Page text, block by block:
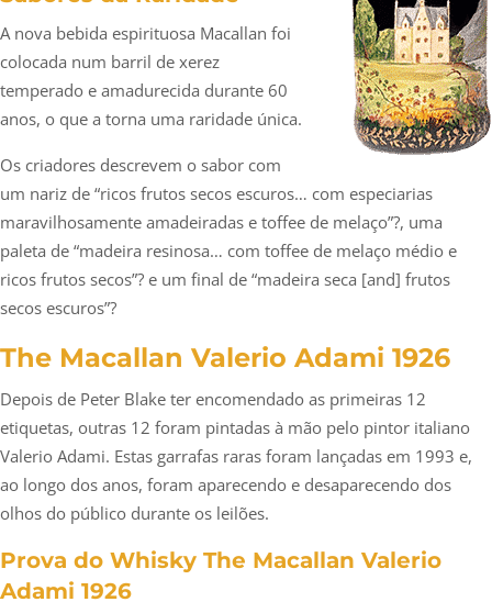
A nova bebida espirituosa Macallan foi
colocada num barril de xerez
temperado e amadurecida durante 60
anos, o que a torna uma raridade única.
Os criadores descrevem o sabor com
um nariz de “ricos frutos secos escuros… com especiarias
maravilhosamente amadeiradas e toffee de melaço”?, uma
paleta de “madeira resinosa… com toffee de melaço médio e
ricos frutos secos”? e um final de “madeira seca [and] frutos
secos escuros”?
The Macallan Valerio Adami 1926
Depois de Peter Blake ter encomendado as primeiras 12
etiquetas, outras 12 foram pintadas à mão pelo pintor italiano
Valerio Adami. Estas garrafas raras foram lançadas em 1993 e,
ao longo dos anos, foram aparecendo e desaparecendo dos
olhos do público durante os leilões.
Prova do Whisky The Macallan Valerio
Adami 1926